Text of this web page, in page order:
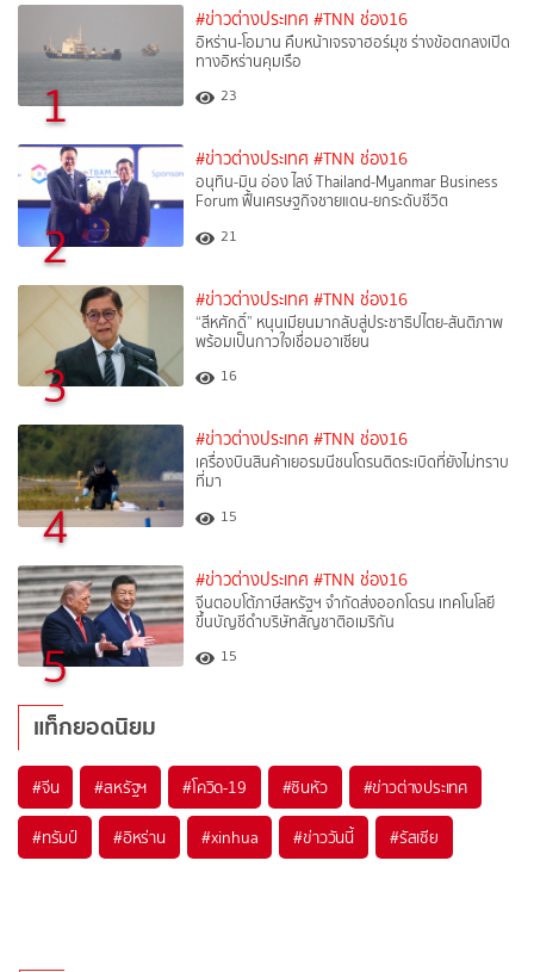
1
#ข่าวต่างประเทศ #TNN ช่อง16
อิหร่าน-โอมาน คืบหน้าเจรจาฮอร์มุซ ร่างข้อตกลงเปิด
ทางอิหร่านคุมเรือ
23
2
#ข่าวต่างประเทศ #TNN ช่อง16
อนุทิน-มิน อ่อง ไลง์ Thailand-Myanmar Business
Forum ฟื้นเศรษฐกิจชายแดน-ยกระดับชีวิต
21
3
#ข่าวต่างประเทศ #TNN ช่อง16
“สีหศักดิ์”​ หนุนเมียนมากลับสู่ประชาธิปไตย-สันติภาพ
พร้อมเป็นกาวใจเชื่อมอาเซียน
16
4
#ข่าวต่างประเทศ #TNN ช่อง16
เครื่องบินสินค้าเยอรมนีชนโดรนติดระเบิดที่ยังไม่ทราบ
ที่มา
15
5
#ข่าวต่างประเทศ #TNN ช่อง16
จีนตอบโต้ภาษีสหรัฐฯ จำกัดส่งออกโดรน เทคโนโลยี
ขึ้นบัญชีดำบริษัทสัญชาติอเมริกัน
15
แท็กยอดนิยม
#จีน #สหรัฐฯ #โควิด-19 #ซินหัว #ข่าวต่างประเทศ
#ทรัมป์ #อิหร่าน #xinhua #ข่าววันนี้ #รัสเซีย